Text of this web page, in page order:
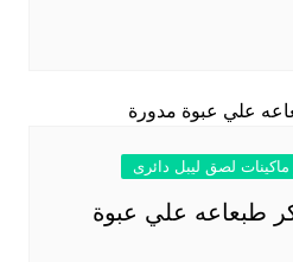
ماكينات لصق ليبل دائرى
طبعاعه علي عبوة